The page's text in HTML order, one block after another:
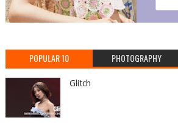
POPULAR 10 PHOTOGRAPHY
Glitch